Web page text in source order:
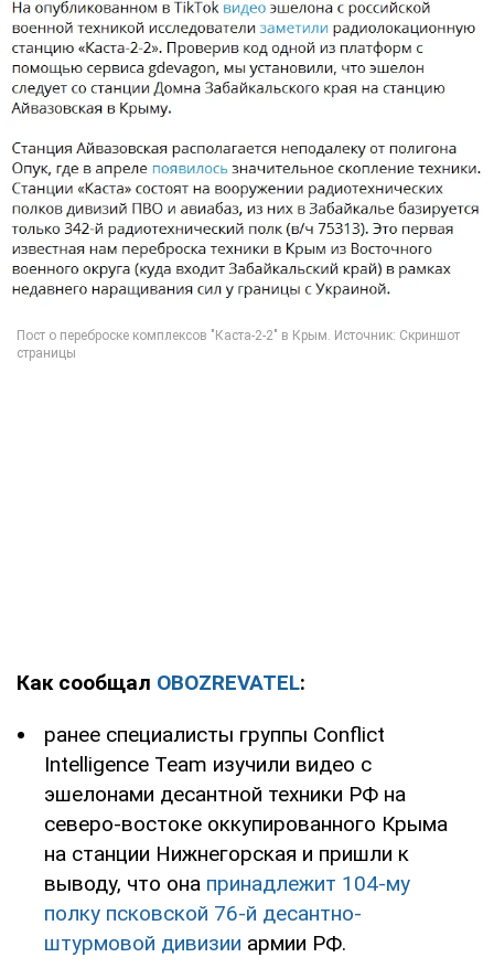
Как сообщал OBOZREVATEL:
ранее специалисты группы Conflict
Intelligence Team изучили видео с
эшелонами десантной техники РФ на
северо-востоке оккупированного Крыма
на станции Нижнегорская и пришли к
выводу, что она принадлежит 104-му
полку псковской 76-й десантно-
штурмовой дивизии армии РФ.